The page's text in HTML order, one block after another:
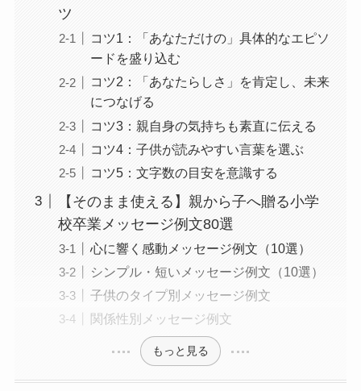
ツ
コツ1：「あなただけの」具体的なエピソ
ードを盛り込む
コツ2：「あなたらしさ」を肯定し、未来
につなげる
コツ3：親自身の気持ちも素直に伝える
コツ4：子供が読みやすい言葉を選ぶ
コツ5：文字数の目安を意識する
【そのまま使える】親から子へ贈る小学
校卒業メッセージ例文80選
心に響く感動メッセージ例文（10選）
シンプル・短いメッセージ例文（10選）
子供のタイプ別メッセージ例文
関係性別メッセージ例文
もっと見る